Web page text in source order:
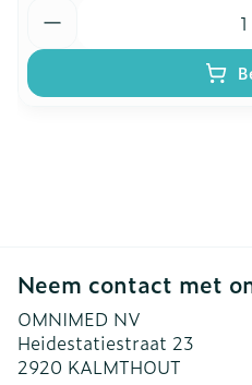
Neem contact met
OMNIMED NV
Heidestatiestraat 23
2920 KALMTHOUT